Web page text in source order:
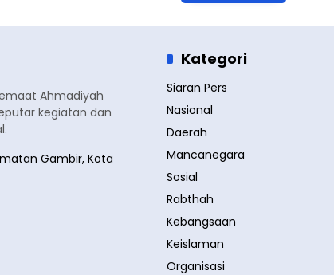
Ahmadiyah
kegiatan dan
Gambir, Kota
Kategori
Siaran Pers
Nasional
Daerah
Mancanegara
Sosial
Rabthah
Kebangsaan
Keislaman
Organisasi